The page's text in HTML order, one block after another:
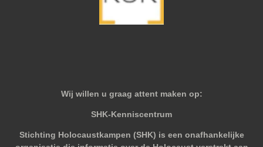
Wij willen u graag attent maken op:
SHK-Kenniscentrum
Stichting Holocaustkampen (SHK) is een onafhankelijke